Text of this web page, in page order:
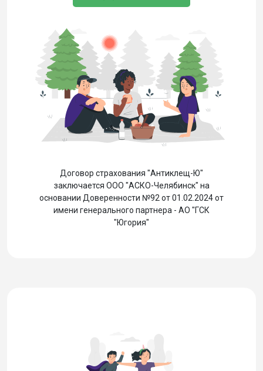
Договор страхования "Антиклещ-Ю"
заключается ООО "АСКО-Челябинск" на
основании Доверенности №92 от 01.02.2024 от
имени генерального партнера - АО "ГСК
"Югория"